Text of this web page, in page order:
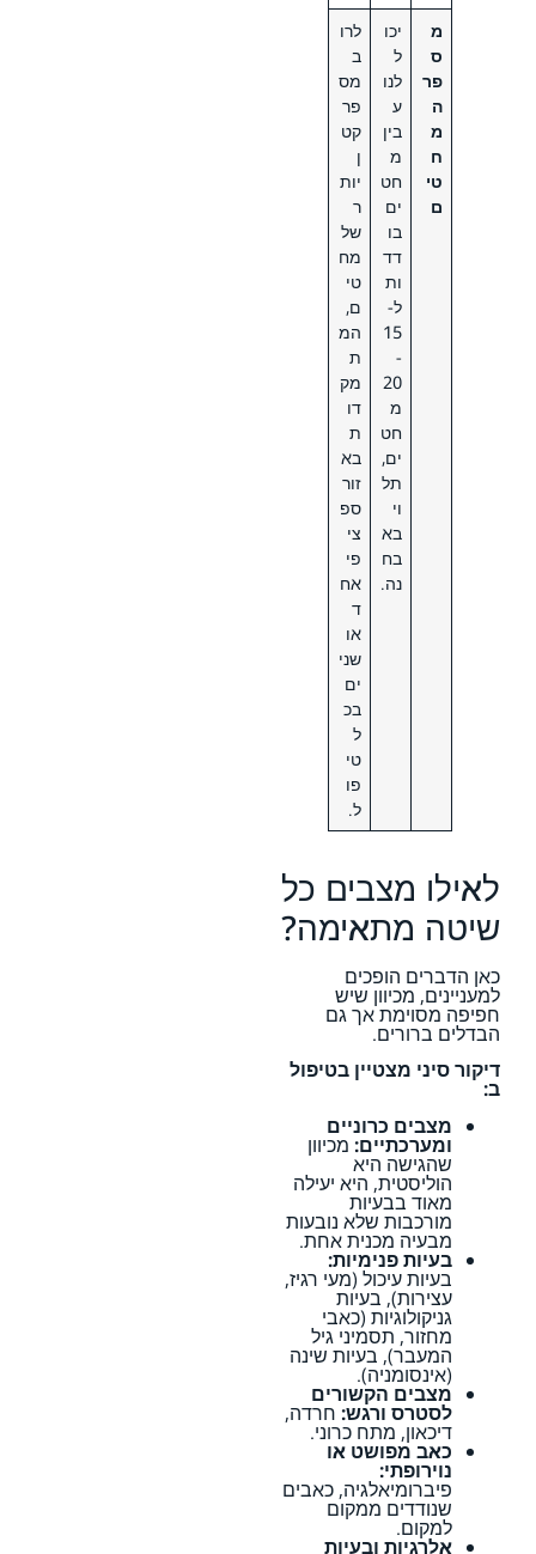
מ
ס
פר
ה
מ
ח
טי
ם
יכו
ל
לנו
ע
בין
מ
חט
ים
בו
דד
ות
ל-
15
-
20
מ
חט
ים,
תל
וי
בא
בח
נה.
לרו
ב
מס
פר
קט
ן
יות
ר
של
מח
טי
ם,
המ
ת
מק
דו
ת
בא
זור
ספ
צי
פי
אח
ד
או
שני
ים
בכ
ל
טי
פו
ל.
לאילו מצבים כל
שיטה מתאימה?
כאן הדברים הופכים
למעניינים, מכיוון שיש
חפיפה מסוימת אך גם
הבדלים ברורים.
דיקור סיני מצטיין בטיפול
ב:
מצבים כרוניים
ומערכתיים: מכיוון
שהגישה היא
הוליסטית, היא יעילה
מאוד בבעיות
מורכבות שלא נובעות
מבעיה מכנית אחת.
בעיות פנימיות:
בעיות עיכול (מעי רגיז,
עצירות), בעיות
גניקולוגיות (כאבי
מחזור, תסמיני גיל
המעבר), בעיות שינה
(אינסומניה).
מצבים הקשורים
לסטרס ורגש: חרדה,
דיכאון, מתח כרוני.
כאב מפושט או
נוירופתי:
פיברומיאלגיה, כאבים
שנודדים ממקום
למקום.
אלרגיות ובעיות